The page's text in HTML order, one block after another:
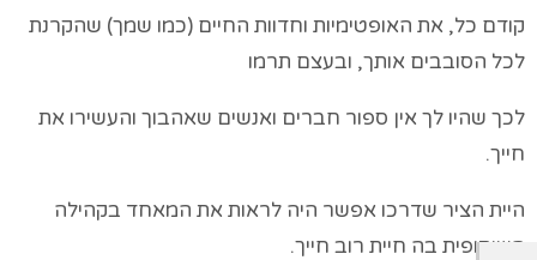
קודם כל, את האופטימיות וחדוות החיים (כמו שמך) שהקרנת
לכל הסובבים אותך, ובעצם תרמו
לכך שהיו לך אין ספור חברים ואנשים שאהבוך והעשירו את
חייך.
היית הציר שדרכו אפשר היה לראות את המאחד בקהילה
השיתופית בה חיית רוב חייך.